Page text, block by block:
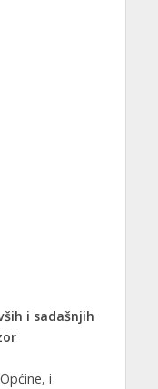
i sadašnjih
i